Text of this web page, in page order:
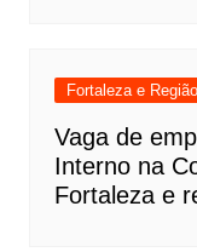
Fortaleza e
Vaga de
Interno na
Fortaleza e